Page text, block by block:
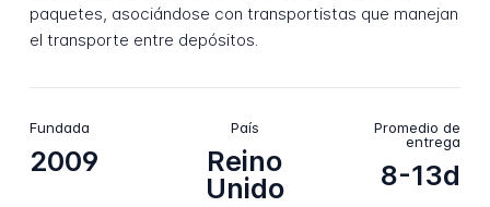
paquetes, asociándose con transportistas que manejan
el transporte entre depósitos.
Fundada
2009
País
Reino
Unido
Promedio de
entrega
8-13d